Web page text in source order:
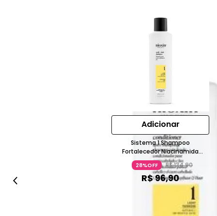
Adicionar
Sistema 1 Shampoo
Fortalecedor Niacinamida
Hortelã Sem Sal 300ml NIOXIN
28%OFF R$134,90
R$96,90